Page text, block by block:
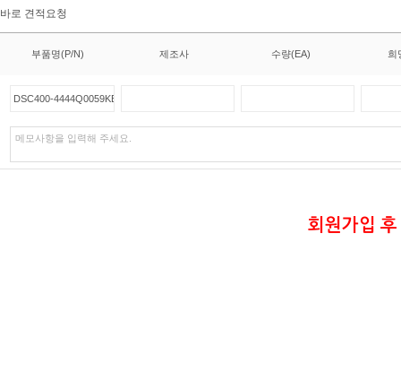
바로 견적요청
부품명(P/N) 제조사 수량(EA) 희
회원가입